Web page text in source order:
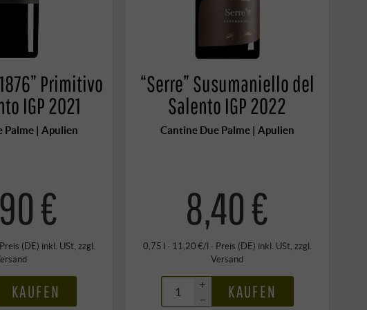
Primitivo
IGP 2021
Palme | Apulien
€
Preis (DE) inkl. USt, zzgl.
KAUFEN
“Serre” Susumaniello del
Salento IGP 2022
Cantine Due Palme | Apulien
8,40 €
0,75 l · 11,20 €/l · Preis (DE) inkl. USt, zzgl.
Versand
+
–
KAUFEN